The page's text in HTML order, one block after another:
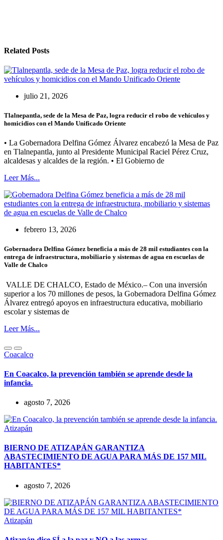
Related Posts
julio 21, 2026
Tlalnepantla, sede de la Mesa de Paz, logra reducir el robo de vehículos y
homicidios con el Mando Unificado Oriente
• La Gobernadora Delfina Gómez Álvarez encabezó la Mesa de Paz
en Tlalnepantla, junto al Presidente Municipal Raciel Pérez Cruz,
alcaldesas y alcaldes de la región. • El Gobierno de
Leer Más...
febrero 13, 2026
Gobernadora Delfina Gómez beneficia a más de 28 mil estudiantes con la
entrega de infraestructura, mobiliario y sistemas de agua en escuelas de
Valle de Chalco
VALLE DE CHALCO, Estado de México.– Con una inversión
superior a los 70 millones de pesos, la Gobernadora Delfina Gómez
Álvarez entregó apoyos en infraestructura educativa, mobiliario
escolar y sistemas de
Leer Más...
Coacalco
En Coacalco, la prevención también se aprende desde la
infancia.
agosto 7, 2026
Atizapán
BIERNO DE ATIZAPÁN GARANTIZA
ABASTECIMIENTO DE AGUA PARA MÁS DE 157 MIL
HABITANTES*
agosto 7, 2026
Atizapán